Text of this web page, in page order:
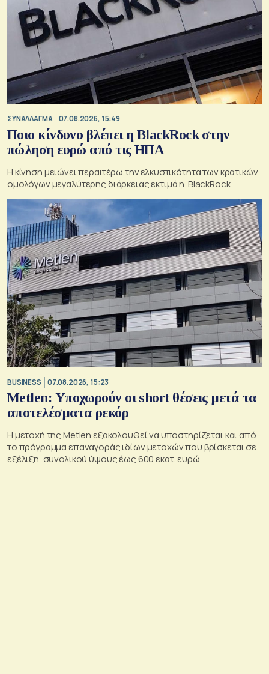
ΣΥΝΑΛΛΑΓΜΑ 07.08.2026, 15:49
Ποιο κίνδυνο βλέπει η BlackRock στην
πώληση ευρώ από τις ΗΠΑ
Η κίνηση μειώνει περαιτέρω την ελκυστικότητα των κρατικών
ομολόγων μεγαλύτερης διάρκειας εκτιμά η BlackRock
BUSINESS 07.08.2026, 15:23
Metlen: Υποχωρούν οι short θέσεις μετά τα
αποτελέσματα ρεκόρ
Η μετοχή της Metlen εξακολουθεί να υποστηρίζεται και από
το πρόγραμμα επαναγοράς ιδίων μετοχών που βρίσκεται σε
εξέλιξη, συνολικού ύψους έως 600 εκατ. ευρώ